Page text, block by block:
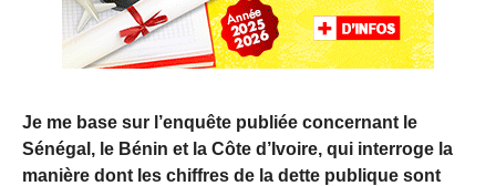
Je me base sur l’enquête publiée concernant le
Sénégal, le Bénin et la Côte d’Ivoire, qui interroge la
manière dont les chiffres de la dette publique sont